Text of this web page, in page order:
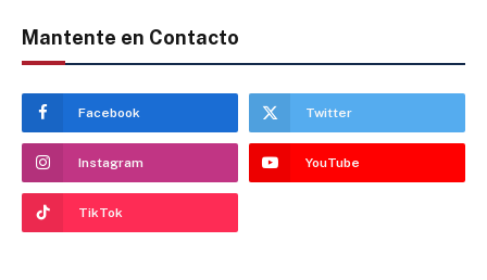
Mantente en Contacto
Facebook Twitter
Instagram YouTube
TikTok